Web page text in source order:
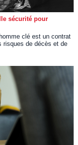
sécurité pour
clé est un contrat
risques de décès et de